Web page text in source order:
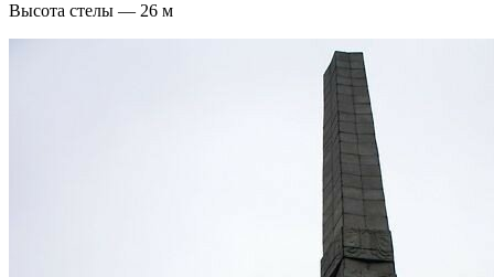
Высота стелы — 26 м